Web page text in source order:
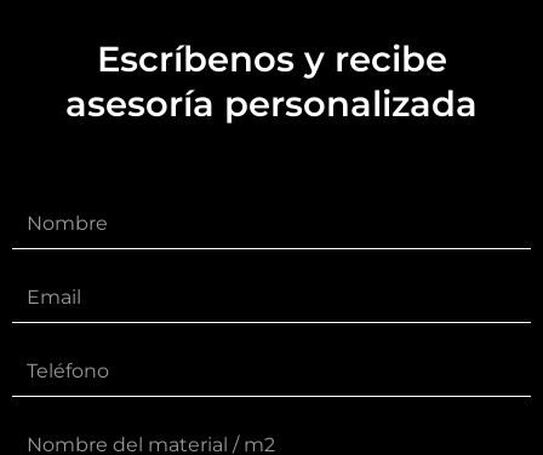
Escríbenos y recibe
asesoría personalizada